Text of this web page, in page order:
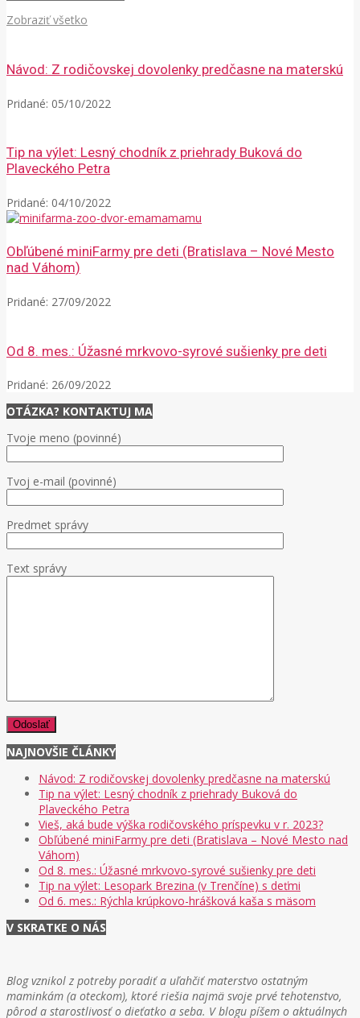
Zobraziť všetko
Návod: Z rodičovskej dovolenky predčasne na materskú
Pridané: 05/10/2022
Tip na výlet: Lesný chodník z priehrady Buková do
Plaveckého Petra
Pridané: 04/10/2022
Obľúbené miniFarmy pre deti (Bratislava – Nové Mesto
nad Váhom)
Pridané: 27/09/2022
Od 8. mes.: Úžasné mrkvovo-syrové sušienky pre deti
Pridané: 26/09/2022
OTÁZKA? KONTAKTUJ MA
Tvoje meno (povinné)
Tvoj e-mail (povinné)
Predmet správy
Text správy
NAJNOVŠIE ČLÁNKY
Návod: Z rodičovskej dovolenky predčasne na materskú
Tip na výlet: Lesný chodník z priehrady Buková do
Plaveckého Petra
Vieš, aká bude výška rodičovského príspevku v r. 2023?
Obľúbené miniFarmy pre deti (Bratislava – Nové Mesto nad
Váhom)
Od 8. mes.: Úžasné mrkvovo-syrové sušienky pre deti
Tip na výlet: Lesopark Brezina (v Trenčíne) s deťmi
Od 6. mes.: Rýchla krúpkovo-hrášková kaša s mäsom
V SKRATKE O NÁS
Blog vznikol z potreby poradiť a uľahčiť materstvo ostatným
maminkám (a oteckom), ktoré riešia najmä svoje prvé tehotenstvo,
pôrod a starostlivosť o dieťatko a seba. V blogu píšem o aktuálnych